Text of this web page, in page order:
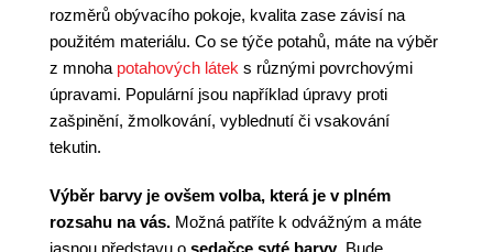
rozměrů obývacího pokoje, kvalita zase závisí na
použitém materiálu. Co se týče potahů, máte na výběr
z mnoha potahových látek s různými povrchovými
úpravami. Populární jsou například úpravy proti
zašpinění, žmolkování, vyblednutí či vsakování
tekutin.
Výběr barvy je ovšem volba, která je v plném
rozsahu na vás. Možná patříte k odvážným a máte
jasnou představu o sedačce syté barvy. Bude